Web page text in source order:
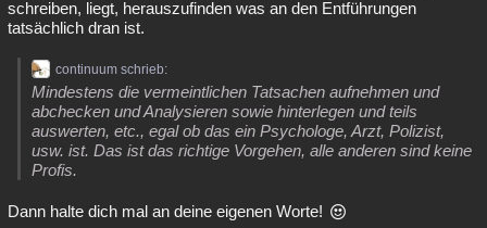
schreiben, liegt, herauszufinden was an den Entführungen
tatsächlich dran ist.
continuum schrieb:
Mindestens die vermeintlichen Tatsachen aufnehmen und
abchecken und Analysieren sowie hinterlegen und teils
auswerten, etc., egal ob das ein Psychologe, Arzt, Polizist,
usw. ist. Das ist das richtige Vorgehen, alle anderen sind keine
Profis.
Dann halte dich mal an deine eigenen Worte!